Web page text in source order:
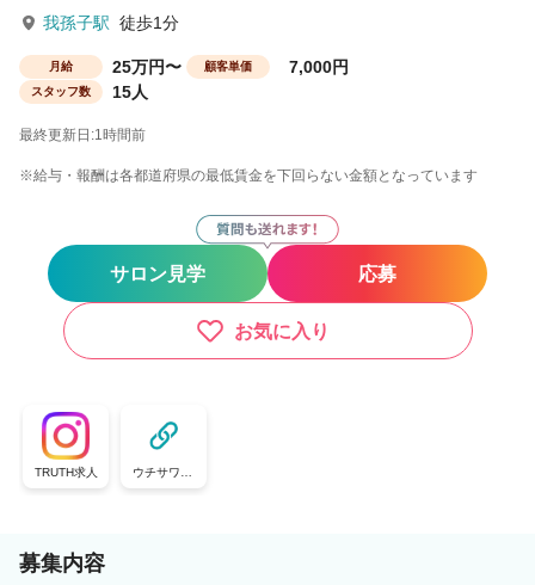
我孫子駅 徒歩1分
月給 25万円〜 顧客単価 7,000円
スタッフ数 15人
最終更新日:1時間前
※給与・報酬は各都道府県の最低賃金を下回らない金額となっています
サロン見学 応募
お気に入り
TRUTH求人
ウチサワ。|
ウチの美容室
募集内容